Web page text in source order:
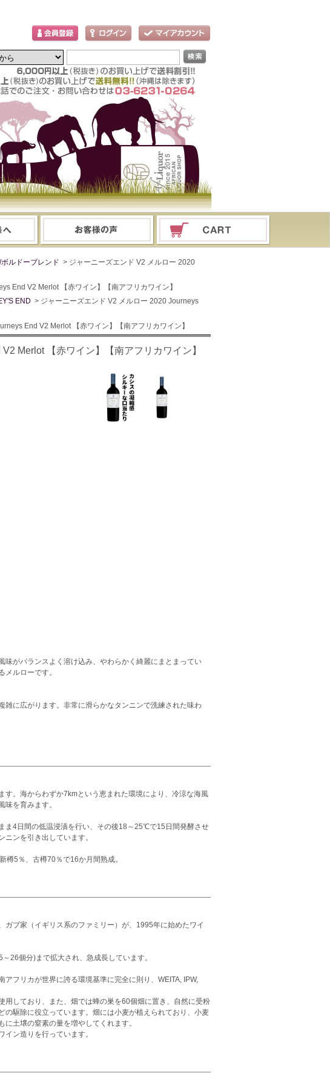
ルドーブレンド > ジャーニーズエンド V2 メルロー 2020
End V2 Merlot 【赤ワイン】【南アフリカワイン】
END > ジャーニーズエンド V2 メルロー 2020 Journeys
End V2 Merlot 【赤ワイン】【南アフリカワイン】
Merlot 【赤ワイン】【南アフリカワイン】
がバランスよく溶け込み、やわらかく綺麗にまとまってい
ルローです。
に広がります。非常に滑らかなタンニンで洗練された味わ
。海からわずか7kmという恵まれた環境により、冷涼な海風
を育みます。
ま4日間の低温浸漬を行い、その後18～25℃で15日間発酵させ
ンを引き出しています。
樽5％、古樽70％で16か月間熟成。
ブ家（イギリス系のファミリー）が、1995年に始めたワイ
26個分)まで拡大され、急成長しています。
フリカが世界に誇る環境基準に完全に則り、WEITA, IPW,
しており、また、畑では蜂の巣を60個畑に置き、自然に受粉
駆除に役立っています。畑には小麦が植えられており、小麦
土壌の窒素の量を増やしてくれます。
ン造りを行っています。